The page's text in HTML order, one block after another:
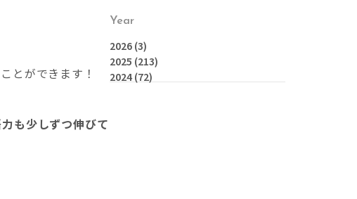
とができます！
も少しずつ伸びて
Year
2026 (3)
2025 (213)
2024(72)